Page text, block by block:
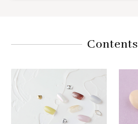
Contents